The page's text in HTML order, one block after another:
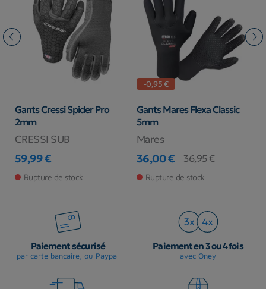
Gants Cressi Spider Pro
2mm
CRESSI SUB
Prix
59,99 €
Rupture de stock
-0,95 €
Gants Mares Flexa Classic
5mm
Mares
Prix
36,00 €
Prix de base
36,95 €
Rupture de stock
Paiement sécurisé
par carte bancaire, ou Paypal
Paiement en 3 ou 4 fois
avec Oney